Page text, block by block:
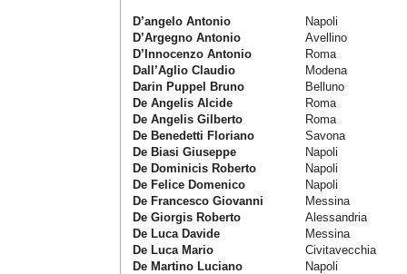
D’angelo Antonio
Napoli
D’Argegno Antonio
Avellino
D’Innocenzo Antonio
Roma
Dall’Aglio Claudio
Modena
Darin Puppel Bruno
Belluno
De Angelis Alcide
Roma
De Angelis Gilberto
Roma
De Benedetti Floriano
Savona
De Biasi Giuseppe
Napoli
De Dominicis Roberto
Napoli
De Felice Domenico
Napoli
De Francesco Giovanni
Messina
De Giorgis Roberto
Alessandria
De Luca Davide
Messina
De Luca Mario
Civitavecchia
De Martino Luciano
Napoli